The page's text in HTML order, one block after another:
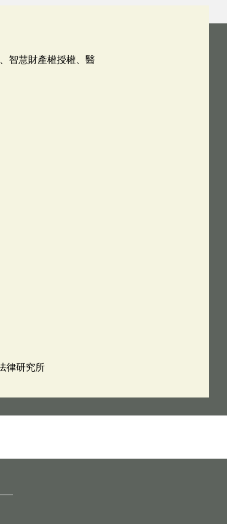
智慧財產權授權、醫
律研究所